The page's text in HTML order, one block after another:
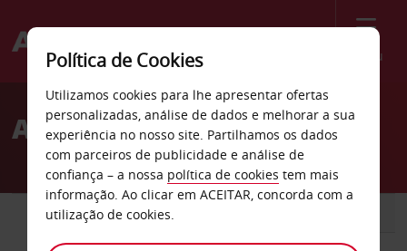
Menu
Welcome
AvisAluguer de carros Solon
CARRO
Política de Cookies
Utilizamos cookies para lhe apresentar ofertas
personalizadas, análise de dados e melhorar a sua
experiência no nosso site. Partilhamos os dados
com parceiros de publicidade e análise de
confiança – a nossa política de cookies tem mais
informação. Ao clicar em ACEITAR, concorda com a
utilização de cookies.